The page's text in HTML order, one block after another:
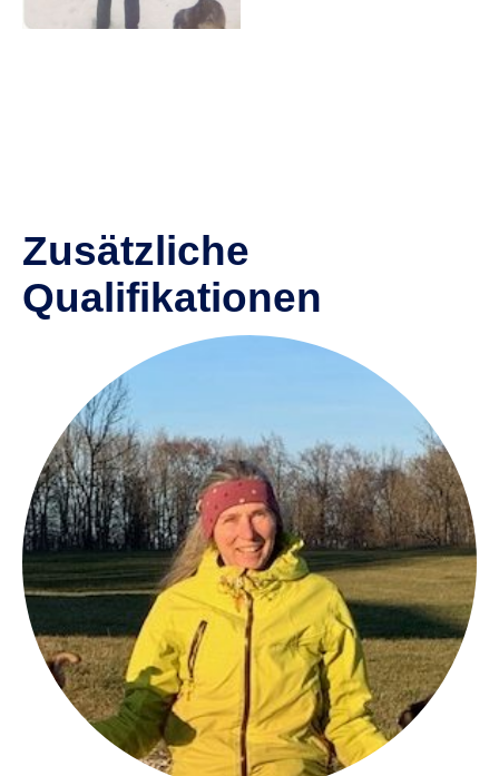
Zusätzliche
Qualifikationen